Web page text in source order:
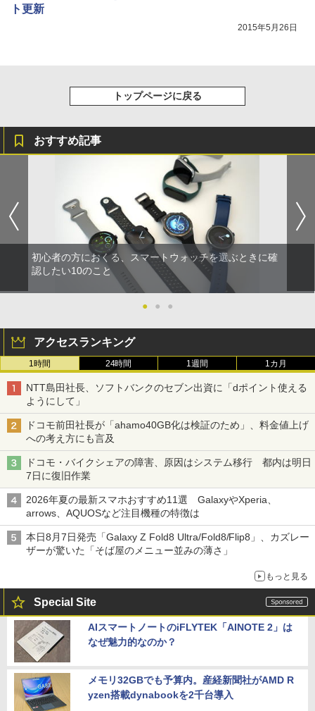
ト更新
2015年5月26日
トップページに戻る
おすすめ記事
初心者の方におくる、スマートウォッチを選ぶときに確
認したい10のこと
● ● ●
アクセスランキング
1時間 24時間 1週間 1カ月
NTT島田社長、ソフトバンクのセブン出資に「dポイント使える
ようにして」
ドコモ前田社長が「ahamo40GB化は検証のため」、料金値上げ
への考え方にも言及
ドコモ・バイクシェアの障害、原因はシステム移行 都内は明日
7日に復旧作業
2026年夏の最新スマホおすすめ11選 GalaxyやXperia、
arrows、AQUOSなど注目機種の特徴は
本日8月7日発売「Galaxy Z Fold8 Ultra/Fold8/Flip8」、カズレー
ザーが驚いた「そば屋のメニュー並みの薄さ」
もっと見る
Special Site
AIスマートノートのiFLYTEK「AINOTE 2」は
なぜ魅力的なのか？
メモリ32GBでも予算内。産経新聞社がAMD R
yzen搭載dynabookを2千台導入